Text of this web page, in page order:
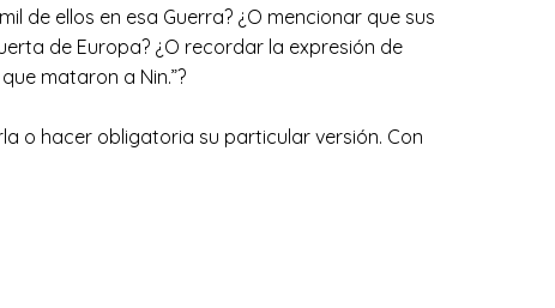
de ellos en esa Guerra? ¿O mencionar que sus
de Europa? ¿O recordar la expresión de
mataron a Nin.”?
o hacer obligatoria su particular versión. Con